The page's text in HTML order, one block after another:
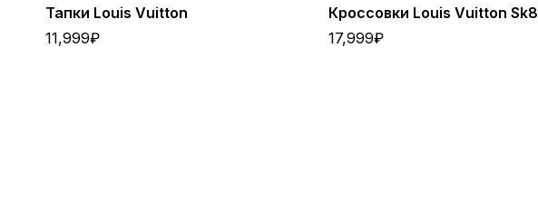
Тапки Louis Vuitton
11,999₽
Кроссовки Louis Vuitton Sk8
17,999₽